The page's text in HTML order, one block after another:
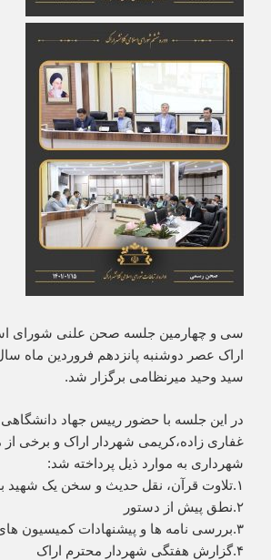
سی و چهارمین جلسه صحن علنی شورای
اراک عصر دوشنبه پانزدهم فروردین ماه
سید وحید میرنظامی برگزار شد.
در این جلسه با حضور رییس جهاد
غفاری زاده،کریمی شهردار اراک و برخی از
شهرداری به موارد ذیل پرداخته شد:
۱.تلاوت قرآن، نقل حدیث و سخن یک‌ شهید بزرگوار
۲.نطق پیش از دستور
۳.بررسی نامه ها و پیشنهادات کمیسیون های تخصصی
۴.گزارش هفتگی شهردار محترم اراک